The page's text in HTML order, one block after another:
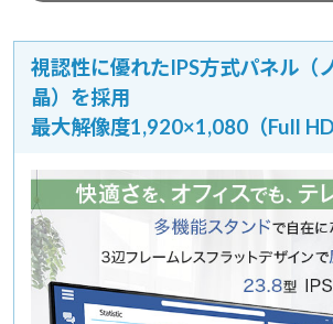
視認性に優れたIPS方式パネル（
晶）を採用
最大解像度1,920×1,080（Full